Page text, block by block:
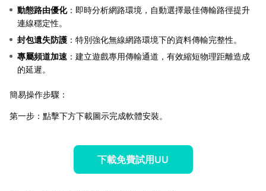
動態路由優化：即時分析網路環境，自動選擇最佳傳輸路徑提升
連線穩定性。
封包遺失防護 ：特別強化無線網路環境下的資料傳輸完整性。
專屬頻道加速 ：建立遊戲專用傳輸通道，有效縮短物理距離造成
的延遲。
簡易操作步驟：
第一步：點擊下方下載圖示完成軟體安裝。
下載免費試用UU